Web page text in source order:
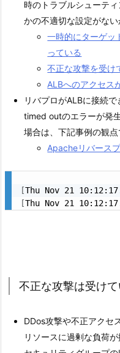
時のトラブルシューテ
かの不適切な設定がない
一時的にターゲッ
っている
不正な攻撃を受け
ALBへのアクセス
リバプロがALBに接続
timed outのエラーが発
場合は、下記事例の観点
Apacheリバース
[Thu Nov 21
[Thu Nov 21
不正な攻撃は受けて
DDos攻撃や不正アクセ
リソースに過剰な負荷